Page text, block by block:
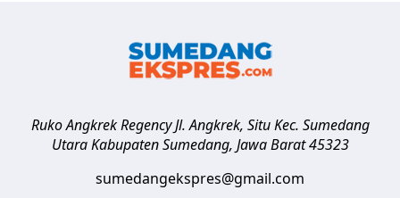
Ruko Angkrek Regency Jl. Angkrek, Situ Kec. Sumedang
Utara Kabupaten Sumedang, Jawa Barat 45323
sumedangekspres@gmail.com